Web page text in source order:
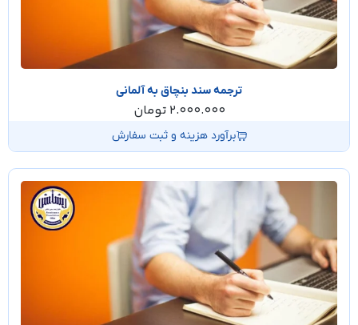
ترجمه سند بنچاق به آلمانی
2.000.000 تومان
برآورد هزینه و ثبت سفارش